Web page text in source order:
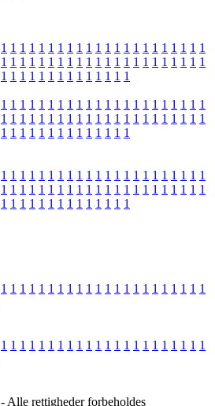
1 1 1 1 1 1 1 1 1 1 1 1 1 1 1 1 1 1 1 1 1 1
1 1 1 1 1 1 1 1 1 1 1 1 1 1 1 1 1 1 1 1 1 1
1 1 1 1 1 1 1 1 1 1 1 1 1 1
1 1 1 1 1 1 1 1 1 1 1 1 1 1 1 1 1 1 1 1 1 1
1 1 1 1 1 1 1 1 1 1 1 1 1 1 1 1 1 1 1 1 1 1
1 1 1 1 1 1 1 1 1 1 1 1 1 1
1 1 1 1 1 1 1 1 1 1 1 1 1 1 1 1 1 1 1 1 1 1
1 1 1 1 1 1 1 1 1 1 1 1 1 1 1 1 1 1 1 1 1 1
1 1 1 1 1 1 1 1 1 1 1 1 1 1
1 1 1 1 1 1 1 1 1 1 1 1 1 1 1 1 1 1 1 1 1 1
1 1 1 1 1 1 1 1 1 1 1 1 1 1 1 1 1 1 1 1 1 1
- Alle rettigheder forbeholdes